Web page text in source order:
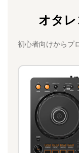
b
o
o
k
o
d
o
n
l
オタ
初心者向けからプ